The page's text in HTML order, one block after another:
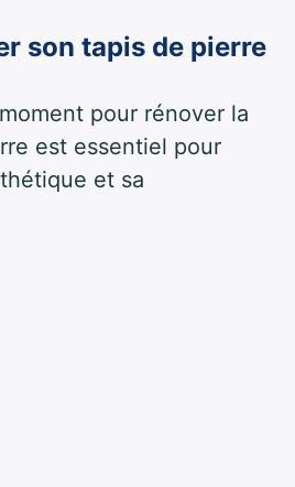
son tapis de pierre
pour rénover la
est essentiel pour
et sa